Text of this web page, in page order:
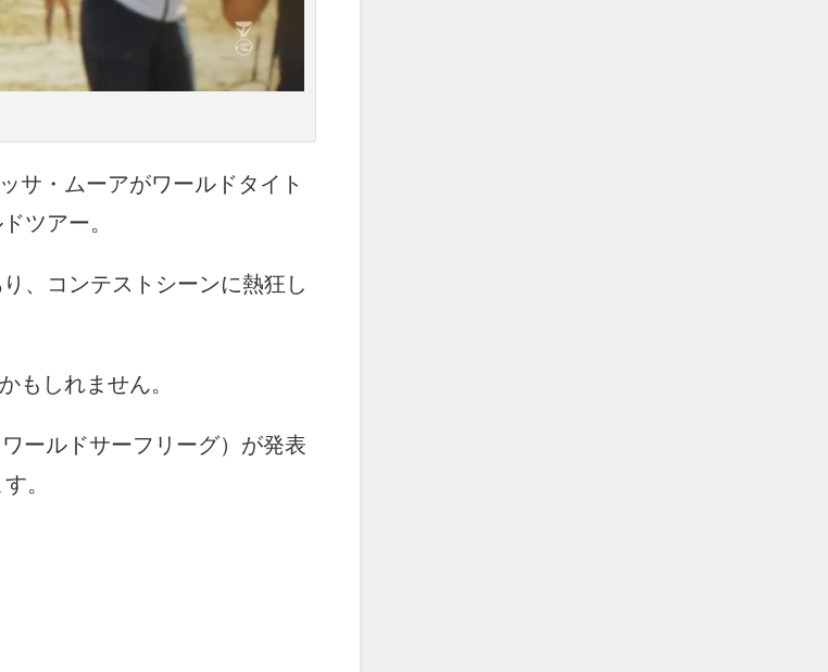
サ・ムーアがワールドタイト
ツアー。
、コンテストシーンに熱狂し
もしれません。
ールドサーフリーグ）が発表
。